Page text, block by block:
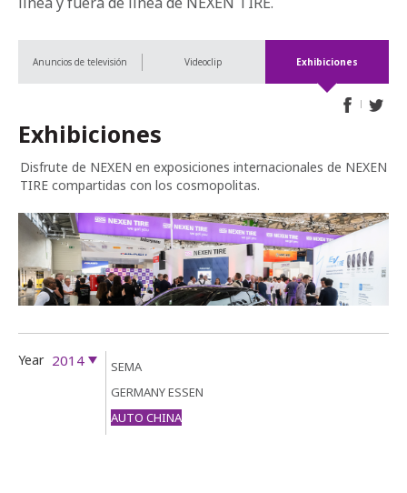
Anuncios de televisión Videoclip Exhibiciones
Exhibiciones
Disfrute de NEXEN en exposiciones internacionales de NEXEN
TIRE compartidas con los cosmopolitas.
Year 2014
SEMA
GERMANY ESSEN
AUTO CHINA